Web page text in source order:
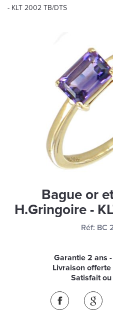
LES
BONNES
CARTES
IDÉE
QUI
- KLT 2002 TB/DTS
Bague or
H.Gringoire -
Réf: BC
Garantie 2 ans
Livraison
Satisfait